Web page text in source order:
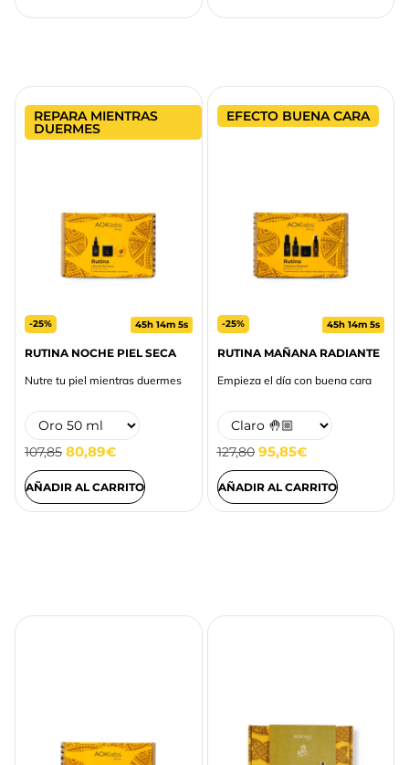
REPARA MIENTRAS
DUERMES
-25% 45h 14m 5s
RUTINA NOCHE PIEL SECA
Nutre tu piel mientras duermes
107,85 80,89€
AÑADIR AL CARRITO
EFECTO BUENA CARA
-25% 45h 14m 5s
RUTINA MAÑANA RADIANTE
Empieza el día con buena cara
127,80 95,85€
AÑADIR AL CARRITO